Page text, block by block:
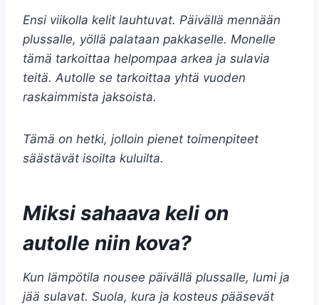
Ensi viikolla kelit lauhtuvat. Päivällä mennään
plussalle, yöllä palataan pakkaselle. Monelle
tämä tarkoittaa helpompaa arkea ja sulavia
teitä. Autolle se tarkoittaa yhtä vuoden
raskaimmista jaksoista.
Tämä on hetki, jolloin pienet toimenpiteet
säästävät isoilta kuluilta.
Miksi sahaava keli on
autolle niin kova?
Kun lämpötila nousee päivällä plussalle, lumi ja
jää sulavat. Suola, kura ja kosteus pääsevät